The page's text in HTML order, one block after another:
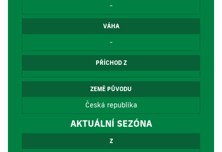
-
VÁHA
-
PŘÍCHOD Z
ZEMĚ PŮVODU
Česká republika
AKTUÁLNÍ SEZÓNA
Z